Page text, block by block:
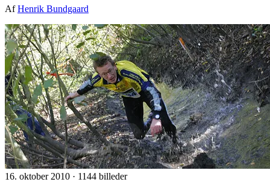
AfHenrik Bundgaard
16. oktober 2010 · 1144 billeder